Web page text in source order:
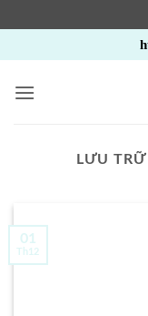
qua
nội
LƯU
01
Th12